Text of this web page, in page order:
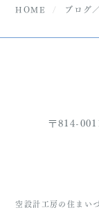
HOME ブログ
〒814-
空設計工房の住まい